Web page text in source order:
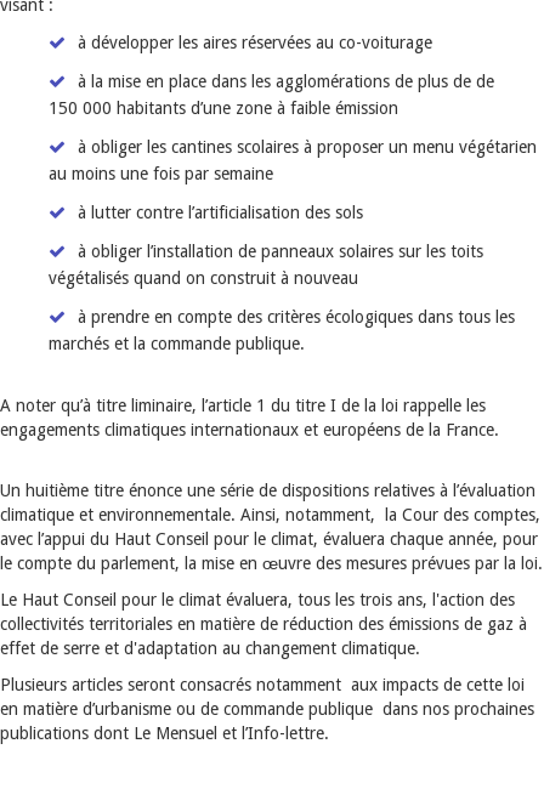
visant :
à développer les aires réservées au co-voiturage
à la mise en place dans les agglomérations de plus de de
150 000 habitants d’une zone à faible émission
à obliger les cantines scolaires à proposer un menu végétarien
au moins une fois par semaine
à lutter contre l’artificialisation des sols
à obliger l’installation de panneaux solaires sur les toits
végétalisés quand on construit à nouveau
à prendre en compte des critères écologiques dans tous les
marchés et la commande publique.
A noter qu’à titre liminaire, l’article 1 du titre I de la loi rappelle les
engagements climatiques internationaux et européens de la France.
Un huitième titre énonce une série de dispositions relatives à l’évaluation
climatique et environnementale. Ainsi, notamment, la Cour des comptes,
avec l’appui du Haut Conseil pour le climat, évaluera chaque année, pour
le compte du parlement, la mise en œuvre des mesures prévues par la loi.
Le Haut Conseil pour le climat évaluera, tous les trois ans, l'action des
collectivités territoriales en matière de réduction des émissions de gaz à
effet de serre et d'adaptation au changement climatique.
Plusieurs articles seront consacrés notamment aux impacts de cette loi
en matière d’urbanisme ou de commande publique dans nos prochaines
publications dont Le Mensuel et l’Info-lettre.